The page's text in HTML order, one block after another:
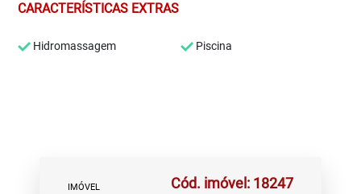
CARACTERÍSTICAS EXTRAS
Hidromassagem Piscina
IMÓVEL Cód. imóvel: 18247